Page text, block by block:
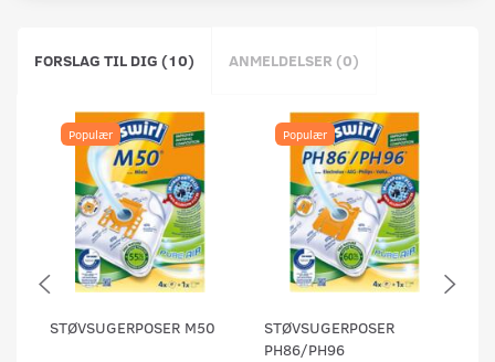
FORSLAG TIL DIG (10) ANMELDELSER (0)
Populær
STØVSUGERPOSER M50
Populær
STØVSUGERPOSER
PH86/PH96